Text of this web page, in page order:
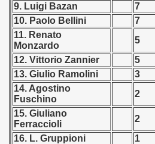
9. Luigi Bazan
7
10. Paolo Bellini
7
11. Renato
Monzardo
5
12. Vittorio Zannier
5
13. Giulio Ramolini
3
14. Agostino
Fuschino
2
15. Giuliano
Ferraccioli
2
16. L. Gruppioni
1